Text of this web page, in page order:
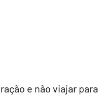
e não viajar